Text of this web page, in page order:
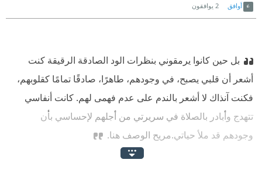
أوافق 2 يوافقون
بل حين كانوا يرمقوني بنظرات الود الصادقة الرقيقة كنت
أشعر أن قلبي يصبح، في وجودهم، طاهرًا، صادقًا تمامًا كقلوبهم،
فكنت آنذاك لا أشعر بالندم على عدم فهمى لهم. كانت أنفاسي
تتهدج وأبادر بالصلاة في سريرتي من أجلهم لإحساسي بأن
وجودهم قد ملأ حياتي.مريح الوصف هنا.